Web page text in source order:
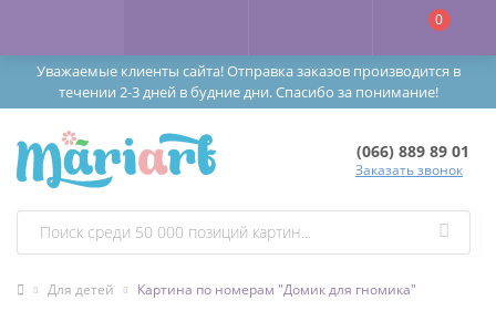
Уважаемые клиенты сайта! Отправка заказов производится в
течении 2-3 дней в будние дни. Спасибо за понимание!
0
(066) 889 89 01
Заказать звонок
Для детей Картина по номерам "Домик для гномика"